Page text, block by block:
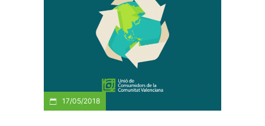
17/05/2018